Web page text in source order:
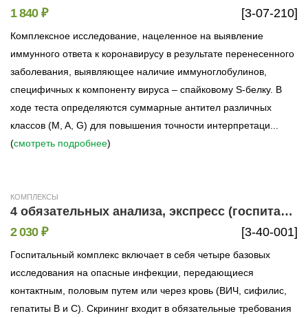
[3-07-210]
1 840 ₽
Комплексное исследование, нацеленное на выявление
иммунного ответа к коронавирусу в результате перенесенного
заболевания, выявляющее наличие иммуноглобулинов,
специфичных к компоненту вируса – спайковому S-белку. В
ходе теста определяются суммарные антител различных
классов (M, A, G) для повышения точности интерпретаци...
(смотреть подробнее)
КОМПЛЕКСЫ
4 обязательных анализа, экспресс (госпитальный комплекс)
[3-40-001]
2 030 ₽
Госпитальный комплекс включает в себя четыре базовых
исследования на опасные инфекции, передающиеся
контактным, половым путем или через кровь (ВИЧ, сифилис,
гепатиты В и С). Скрининг входит в обязательные требования